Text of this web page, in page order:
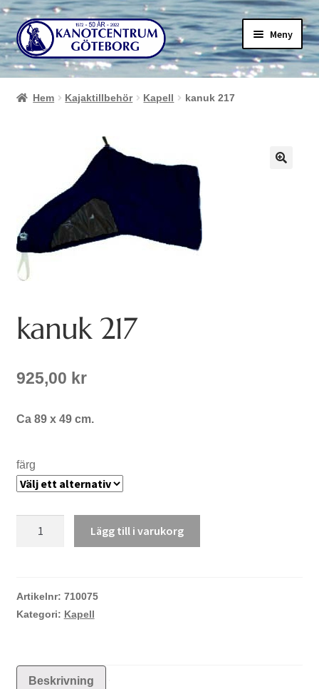
Hoppa
till
navigering
Hoppa
till
innehåll
Meny
Hem Kajaktillbehör Kapell kanuk 217
kanuk 217
925,00 kr
Ca 89 x 49 cm.
färg
Lägg till i varukorg
Artikelnr: 710075
Kategori: Kapell
Beskrivning